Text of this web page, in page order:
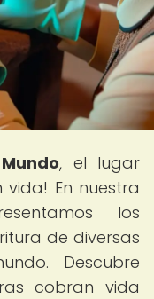
, el lugar
En nuestra
los
de diversas
Descubre
cobran vida